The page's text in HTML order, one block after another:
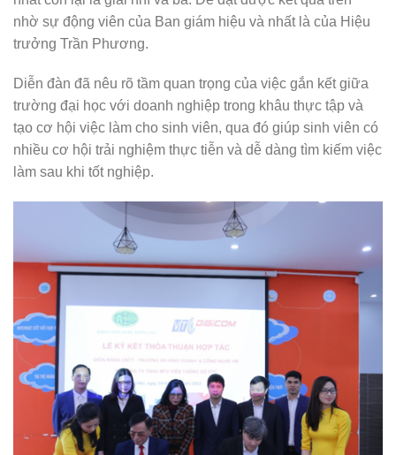
nhờ sự động viên của Ban giám hiệu và nhất là của Hiệu
trưởng Trần Phương.
Diễn đàn đã nêu rõ tầm quan trọng của việc gắn kết giữa
trường đại học với doanh nghiệp trong khâu thực tập và
tạo cơ hội việc làm cho sinh viên, qua đó giúp sinh viên có
nhiều cơ hội trải nghiệm thực tiễn và dễ dàng tìm kiếm việc
làm sau khi tốt nghiệp.